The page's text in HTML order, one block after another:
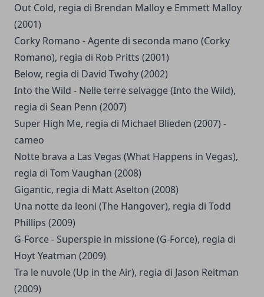
Out Cold, regia di Brendan Malloy e Emmett Malloy
(2001)
Corky Romano - Agente di seconda mano (Corky
Romano), regia di Rob Pritts (2001)
Below, regia di David Twohy (2002)
Into the Wild - Nelle terre selvagge (Into the Wild),
regia di Sean Penn (2007)
Super High Me, regia di Michael Blieden (2007) -
cameo
Notte brava a Las Vegas (What Happens in Vegas),
regia di Tom Vaughan (2008)
Gigantic, regia di Matt Aselton (2008)
Una notte da leoni (The Hangover), regia di Todd
Phillips (2009)
G-Force - Superspie in missione (G-Force), regia di
Hoyt Yeatman (2009)
Tra le nuvole (Up in the Air), regia di Jason Reitman
(2009)